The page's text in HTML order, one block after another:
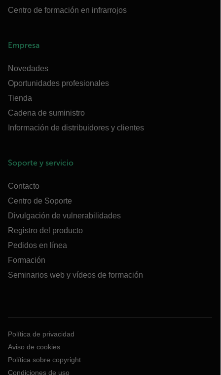
Centro de formación en infrarrojos
Empresa
Novedades
Oportunidades profesionales
Tienda
Cadena de suministro
Información de distribuidores y clientes
Soporte y servicio
Contacto
Centro de Soporte
Divulgación de vulnerabilidades
Registro del producto
Pedidos en línea
Formación
Seminarios web y vídeos de formación
Política de privacidad
Aviso de cookies
Política sobre copyright
Condiciones de uso